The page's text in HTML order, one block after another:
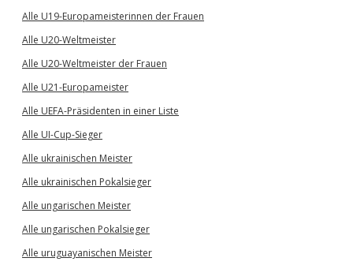
Alle U19-Europameisterinnen der Frauen
Alle U20-Weltmeister
Alle U20-Weltmeister der Frauen
Alle U21-Europameister
Alle UEFA-Präsidenten in einer Liste
Alle UI-Cup-Sieger
Alle ukrainischen Meister
Alle ukrainischen Pokalsieger
Alle ungarischen Meister
Alle ungarischen Pokalsieger
Alle uruguayanischen Meister